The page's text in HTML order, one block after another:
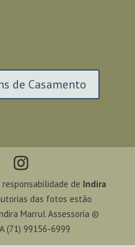
de Casamento
de Indira
das fotos estão
Marrul Assessoria ©
(71) 99156-6999